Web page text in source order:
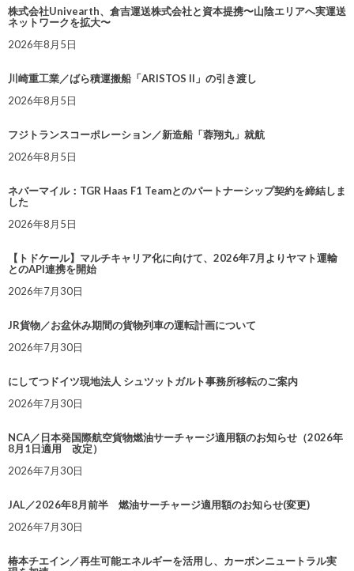
株式会社Univearth、倉吉運送株式会社と資本提携〜山陰エリアへ実運送
ネットワークを拡大〜
2026年8月5日
川崎重工業／ばら積運搬船「ARISTOS II」の引き渡し
2026年8月5日
フジトランスコーポレーション／新造船「蓉翔丸」就航
2026年8月5日
ネバーマイル：TGR Haas F1 Teamとのパートナーシップ契約を締結しま
した
2026年8月5日
【トドケール】マルチキャリア化に向けて、2026年7月よりヤマト運輸
とのAPI連携を開始
2026年7月30日
JR貨物／お盆休み期間の貨物列車の運転計画について
2026年7月30日
にしてつドイツ現地法人 シュツットガルト事務所移転のご案内
2026年7月30日
NCA／日本発国際航空貨物燃油サーチャージ適用額のお知らせ（2026年
8月1日適用 改定）
2026年7月30日
JAL／2026年8月前半 燃油サーチャージ適用額のお知らせ(変更)
2026年7月30日
椿本チエイン／再生可能エネルギーを活用し、カーボンニュートラル実